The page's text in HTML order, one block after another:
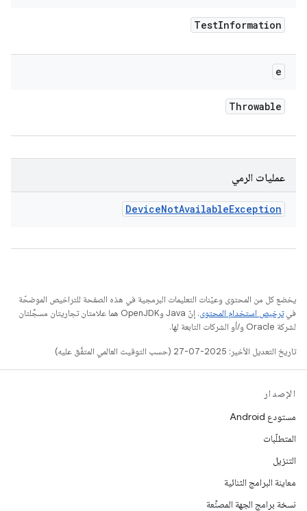
TestInformation
e
Throwable
عمليات الرمي
DeviceNotAvailableException
يخضع كل من المحتوى وعيّنات التعليمات البرمجية في هذه الصفحة للتراخيص الموضحّة
فيترخيص استخدام المحتوى
. إنّ Java وOpenJDK هما علامتان تجاريتان مسجَّلتان
لشركة Oracle و/أو الشركات التابعة لها.
تاريخ التعديل الأخير: 2025-07-27 (حسب التوقيت العالمي المتفَّق عليه)
الإصدار
مستودع Android
المتطلّبات
التنزيل
معاينة البرامج الثنائية
نسخة برامج الجهة المصنِّعة